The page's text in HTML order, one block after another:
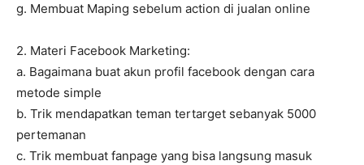
g. Membuat Maping sebelum action di jualan online
2. Materi Facebook Marketing:
a. Bagaimana buat akun profil facebook dengan cara
metode simple
b. Trik mendapatkan teman tertarget sebanyak 5000
pertemanan
c. Trik membuat fanpage yang bisa langsung masuk